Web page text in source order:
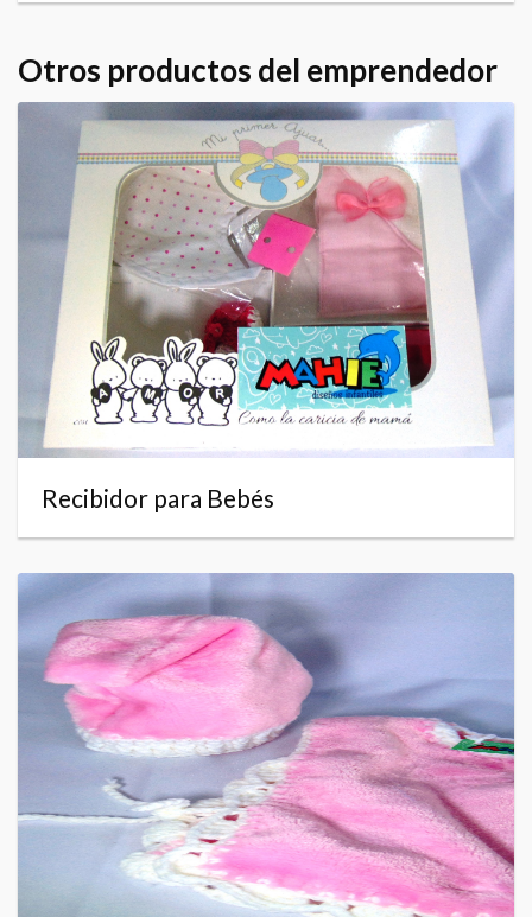
Otros productos del emprendedor
Recibidor para Bebés